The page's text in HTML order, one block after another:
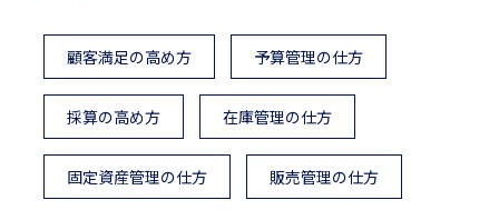
顧客満足の高め方 予算管理の仕方
採算の高め方 在庫管理の仕方
固定資産管理の仕方 販売管理の仕方